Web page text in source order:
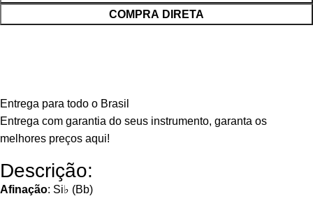
COMPRA DIRETA
Entrega para todo o Brasil
Entrega com garantia do seus instrumento, garanta os
melhores preços aqui!
Descrição:
Afinação: Si♭ (Bb)